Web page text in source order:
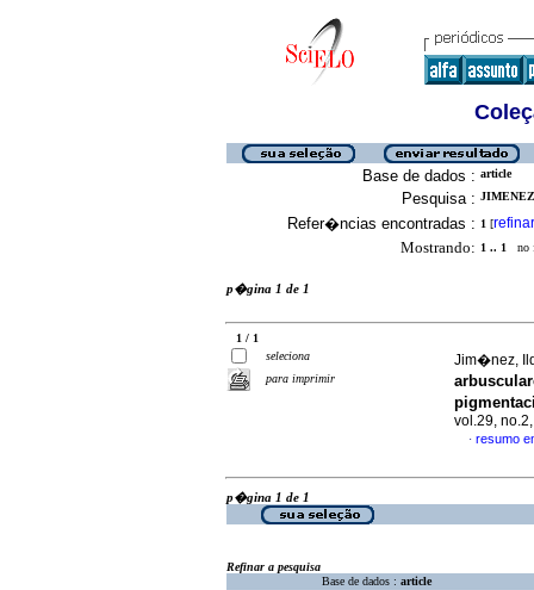
Base de dados : article
Pesquisa :
Refer�ncias encontradas : 1 [refinar
Mostrando: 1 .. 1 no
p�gina 1 de 1
1 / 1
seleciona
para imprimir
Jim�nez,
vol.29,
· resumo
p�gina 1 de 1
Refinar a pesquisa
Base de dados : article